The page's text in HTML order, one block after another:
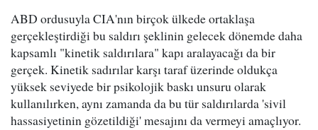
ABD ordusuyla CIA'nın birçok ülkede ortaklaşa
gerçekleştirdiği bu saldırı şeklinin gelecek dönemde daha
kapsamlı "kinetik saldırılara" kapı aralayacağı da bir
gerçek. Kinetik sadırılar karşı taraf üzerinde oldukça
yüksek seviyede bir psikolojik baskı unsuru olarak
kullanılırken, aynı zamanda da bu tür saldırılarda 'sivil
hassasiyetinin gözetildiği' mesajını da vermeyi amaçlıyor.